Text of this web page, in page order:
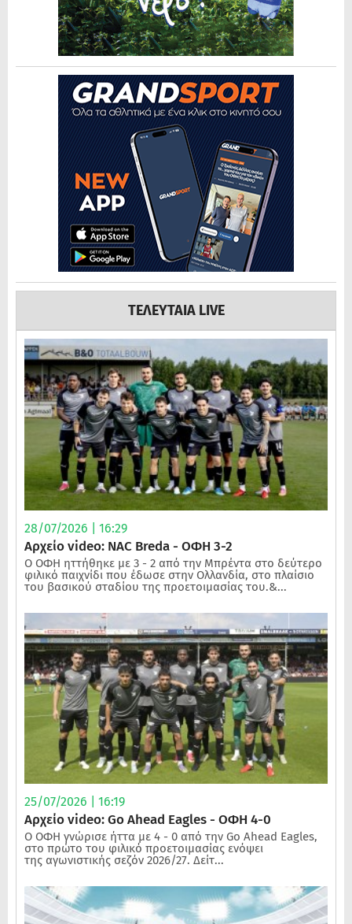
ΤΕΛΕΥΤΑΙΑ LIVE
28/07/2026 | 16:29
Αρχείο video: NAC Breda - ΟΦΗ 3-2
Ο ΟΦΗ ηττήθηκε με 3 - 2 από την Μπρέντα στο δεύτερο
φιλικό παιχνίδι που έδωσε στην Ολλανδία, στο πλαίσιο
του βασικού σταδίου της προετοιμασίας του.&...
25/07/2026 | 16:19
Αρχείο video: Go Ahead Eagles - ΟΦΗ 4-0
Ο ΟΦΗ γνώρισε ήττα με 4 - 0 από την Go Ahead Eagles,
στο πρώτο του φιλικό προετοιμασίας ενόψει
της αγωνιστικής σεζόν 2026/27. Δείτ...